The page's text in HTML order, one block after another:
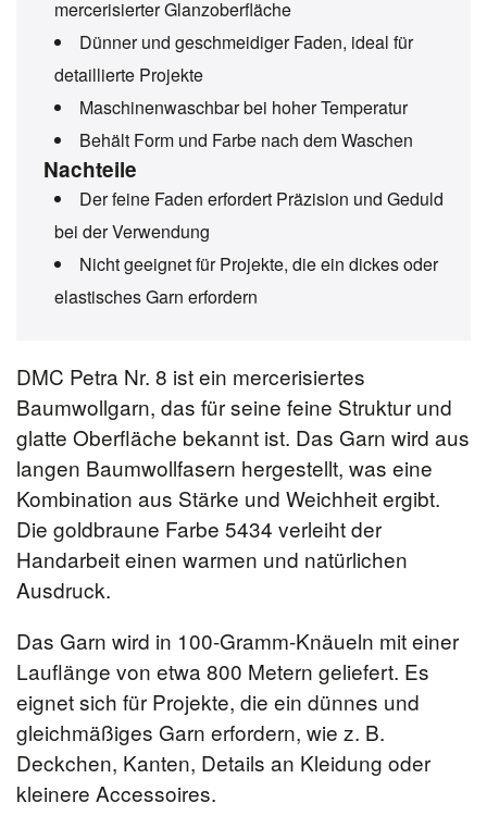
DMC Petra Nr. 8 ist ein mercerisiertes
Baumwollgarn, das für seine feine Struktur und
glatte Oberfläche bekannt ist. Das Garn wird aus
langen Baumwollfasern hergestellt, was eine
Kombination aus Stärke und Weichheit ergibt.
Die goldbraune Farbe 5434 verleiht der
Handarbeit einen warmen und natürlichen
Ausdruck.
Das Garn wird in 100-Gramm-Knäueln mit einer
Lauflänge von etwa 800 Metern geliefert. Es
eignet sich für Projekte, die ein dünnes und
gleichmäßiges Garn erfordern, wie z. B.
Deckchen, Kanten, Details an Kleidung oder
kleinere Accessoires.
mercerisierter Glanzoberfläche
Dünner und geschmeidiger Faden, ideal für
detaillierte Projekte
Maschinenwaschbar bei hoher Temperatur
Behält Form und Farbe nach dem Waschen
Nachteile
Der feine Faden erfordert Präzision und Geduld
bei der Verwendung
Nicht geeignet für Projekte, die ein dickes oder
elastisches Garn erfordern